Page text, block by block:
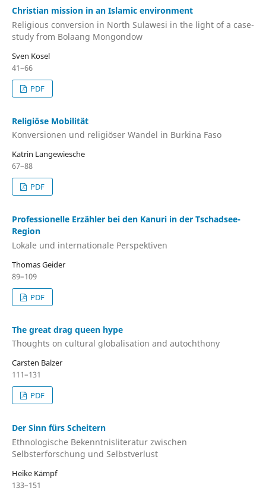
Christian mission in an Islamic environment
Religious conversion in North Sulawesi in the light of a case-
study from Bolaang Mongondow
Sven Kosel
41–66
PDF
Religiöse Mobilität
Konversionen und religiöser Wandel in Burkina Faso
Katrin Langewiesche
67–88
PDF
Professionelle Erzähler bei den Kanuri in der Tschadsee-
Region
Lokale und internationale Perspektiven
Thomas Geider
89–109
PDF
The great drag queen hype
Thoughts on cultural globalisation and autochthony
Carsten Balzer
111–131
PDF
Der Sinn fürs Scheitern
Ethnologische Bekenntnisliteratur zwischen
Selbsterforschung und Selbstverlust
Heike Kämpf
133–151